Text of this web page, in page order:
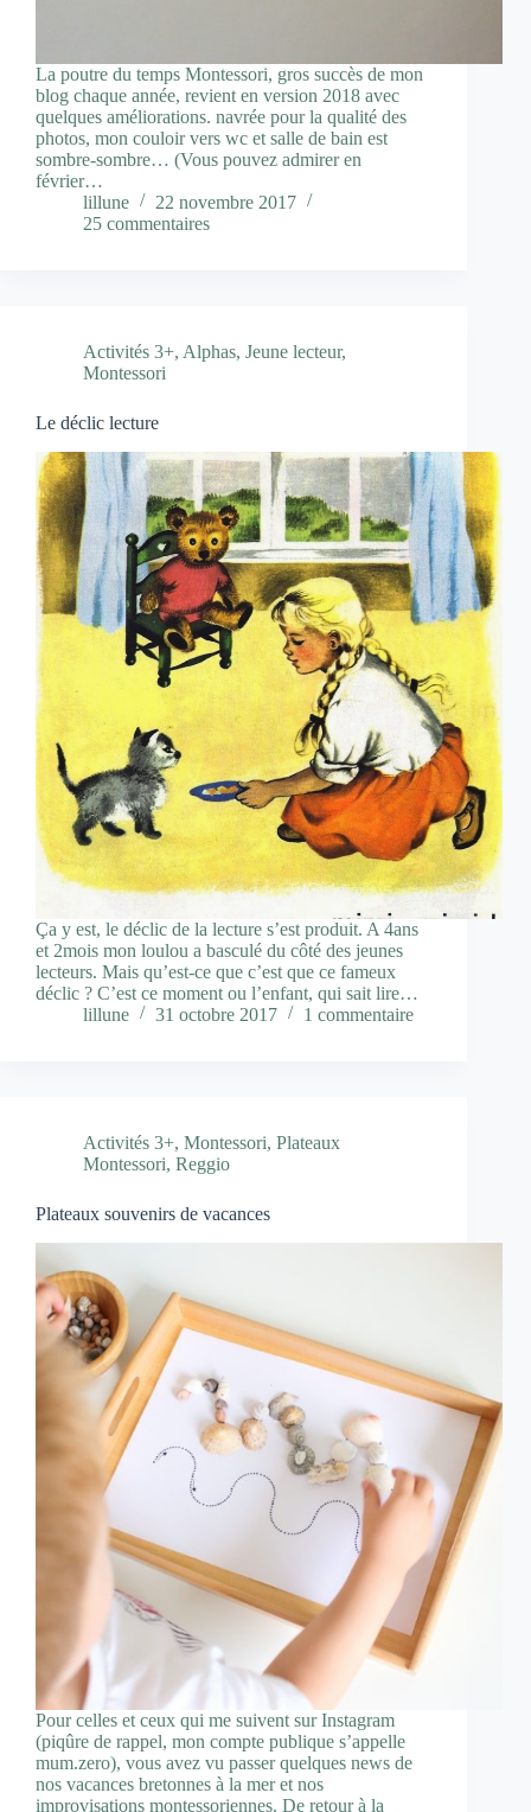
La poutre du temps Montessori, gros succès de mon
blog chaque année, revient en version 2018 avec
quelques améliorations. navrée pour la qualité des
photos, mon couloir vers wc et salle de bain est
sombre-sombre… (Vous pouvez admirer en
février…
lillune
22 novembre 2017
25 commentaires
Activités 3+, Alphas, Jeune lecteur,
Montessori
Le déclic lecture
Ça y est, le déclic de la lecture s’est produit. A 4ans
et 2mois mon loulou a basculé du côté des jeunes
lecteurs. Mais qu’est-ce que c’est que ce fameux
déclic ? C’est ce moment ou l’enfant, qui sait lire…
lillune
31 octobre 2017 1 commentaire
Activités 3+, Montessori, Plateaux
Montessori, Reggio
Plateaux souvenirs de vacances
Pour celles et ceux qui me suivent sur Instagram
(piqûre de rappel, mon compte publique s’appelle
mum.zero), vous avez vu passer quelques news de
nos vacances bretonnes à la mer et nos
improvisations montessoriennes. De retour à la